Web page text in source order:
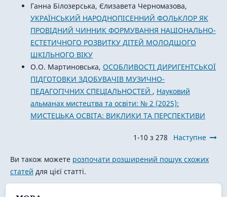
Ганна Білозерська, Єлизавета Черномазова,
УКРАЇНСЬКИЙ НАРОДНОПІСЕННИЙ ФОЛЬКЛОР ЯК
ПРОВІДНИЙ ЧИННИК ФОРМУВАННЯ НАЦІОНАЛЬНО-
ЕСТЕТИЧНОГО РОЗВИТКУ ДІТЕЙ МОЛОДШОГО
ШКІЛЬНОГО ВІКУ
О.О. Мартиновська, ОСОБЛИВОСТІ ДИРИГЕНТСЬКОЇ
ПІДГОТОВКИ ЗДОБУВАЧІВ МУЗИЧНО-
ПЕДАГОГІЧНИХ СПЕЦІАЛЬНОСТЕЙ , Науковий
альманах мистецтва та освіти: № 2 (2025):
МИСТЕЦЬКА ОСВІТА: ВИКЛИКИ ТА ПЕРСПЕКТИВИ
1-10 з 278 Наступне
Ви також можете розпочати розширений пошук схожих
статей для цієї статті.